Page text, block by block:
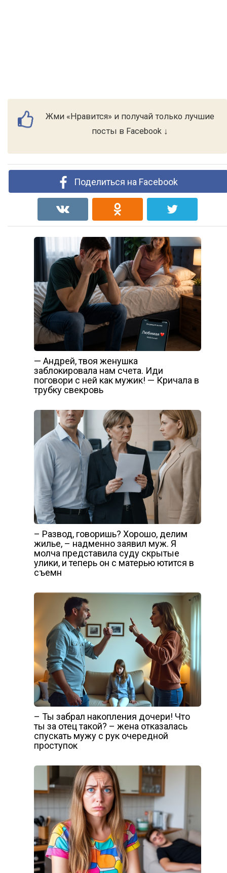
Жми «Нравится» и получай только лучшие
посты в Facebook ↓
Поделиться на Facebook
— Андрей, твоя женушка
заблокировала нам счета. Иди
поговори с ней как мужик! — Кричала в
трубку свекровь
– Развод, говоришь? Хорошо, делим
жилье, – надменно заявил муж. Я
молча представила суду скрытые
улики, и теперь он с матерью ютится в
съемн
– Ты забрал накопления дочери! Что
ты за отец такой? – жена отказалась
спускать мужу с рук очередной
проступок